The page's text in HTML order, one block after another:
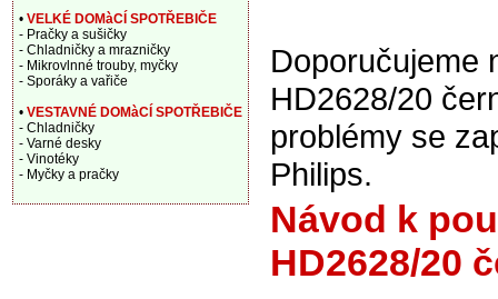
Doporučujeme
HD2628/20
problémy se
Philips.
Návod k
HD2628/20
• VELKÉ DOMàCÍ SPOTŘEBIČE
- Pračky a sušičky
- Chladničky a mrazničky
- Mikrovlnné trouby, myčky
- Sporáky a vařiče
• VESTAVNÉ DOMàCÍ SPOTŘEBIČE
- Chladničky
- Varné desky
- Vinotéky
- Myčky a pračky